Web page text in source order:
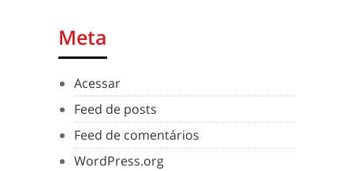
Meta
Acessar
Feed de posts
Feed de comentários
WordPress.org